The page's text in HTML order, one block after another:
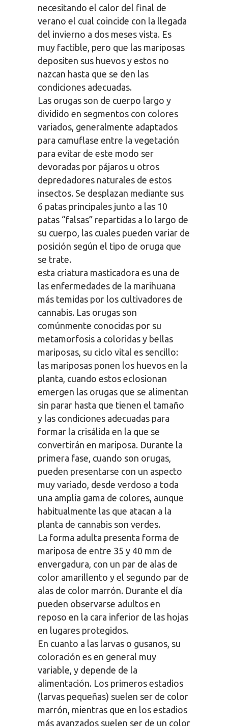
necesitando el calor del final de
verano el cual coincide con la llegada
del invierno a dos meses vista. Es
muy factible, pero que las mariposas
depositen sus huevos y estos no
nazcan hasta que se den las
condiciones adecuadas.
Las orugas son de cuerpo largo y
dividido en segmentos con colores
variados, generalmente adaptados
para camuflase entre la vegetación
para evitar de este modo ser
devoradas por pájaros u otros
depredadores naturales de estos
insectos. Se desplazan mediante sus
6 patas principales junto a las 10
patas “falsas” repartidas a lo largo de
su cuerpo, las cuales pueden variar de
posición según el tipo de oruga que
se trate.
esta criatura masticadora es una de
las enfermedades de la marihuana
más temidas por los cultivadores de
cannabis. Las orugas son
comúnmente conocidas por su
metamorfosis a coloridas y bellas
mariposas, su ciclo vital es sencillo:
las mariposas ponen los huevos en la
planta, cuando estos eclosionan
emergen las orugas que se alimentan
sin parar hasta que tienen el tamaño
y las condiciones adecuadas para
formar la crisálida en la que se
convertirán en mariposa. Durante la
primera fase, cuando son orugas,
pueden presentarse con un aspecto
muy variado, desde verdoso a toda
una amplia gama de colores, aunque
habitualmente las que atacan a la
planta de cannabis son verdes.
La forma adulta presenta forma de
mariposa de entre 35 y 40 mm de
envergadura, con un par de alas de
color amarillento y el segundo par de
alas de color marrón. Durante el día
pueden observarse adultos en
reposo en la cara inferior de las hojas
en lugares protegidos.
En cuanto a las larvas o gusanos, su
coloración es en general muy
variable, y depende de la
alimentación. Los primeros estadios
(larvas pequeñas) suelen ser de color
marrón, mientras que en los estadios
más avanzados suelen ser de un color